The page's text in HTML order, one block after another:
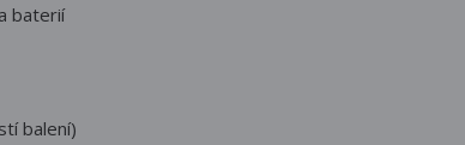
baterií
balení)